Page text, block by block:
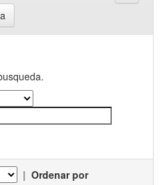
| Ordenar por